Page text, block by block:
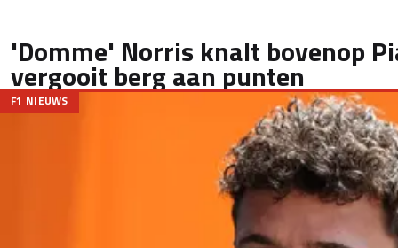
'Domme' Norris knalt bovenop
vergooit berg aan punten
F1 NIEUWS